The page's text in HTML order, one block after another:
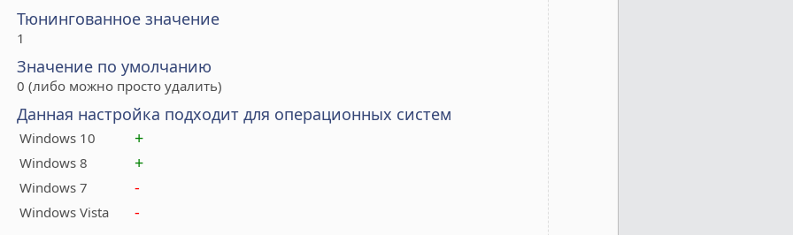
Тюнингованное значение
1
Значение по умолчанию
0 (либо можно просто удалить)
Данная настройка подходит для операционных систем
Windows 10 +
Windows 8 +
Windows 7 -
Windows Vista -